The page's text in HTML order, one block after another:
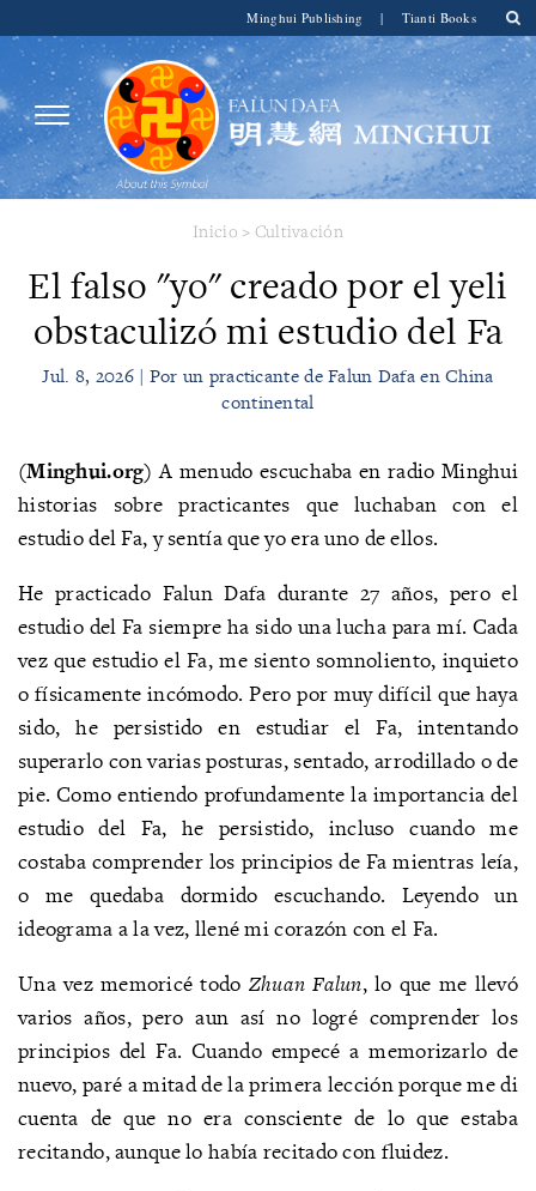
Minghui Publishing | Tianti Books
Inicio > Cultivación
El falso "yo" creado por el yeli
obstaculizó mi estudio del Fa
Jul. 8, 2026 | Por un practicante de Falun Dafa en China
continental
(Minghui.org) A menudo escuchaba en radio Minghui
historias sobre practicantes que luchaban con el
estudio del Fa, y sentía que yo era uno de ellos.
He practicado Falun Dafa durante 27 años, pero el
estudio del Fa siempre ha sido una lucha para mí. Cada
vez que estudio el Fa, me siento somnoliento, inquieto
o físicamente incómodo. Pero por muy difícil que haya
sido, he persistido en estudiar el Fa, intentando
superarlo con varias posturas, sentado, arrodillado o de
pie. Como entiendo profundamente la importancia del
estudio del Fa, he persistido, incluso cuando me
costaba comprender los principios de Fa mientras leía,
o me quedaba dormido escuchando. Leyendo un
ideograma a la vez, llené mi corazón con el Fa.
Una vez memoricé todo Zhuan Falun, lo que me llevó
varios años, pero aun así no logré comprender los
principios del Fa. Cuando empecé a memorizarlo de
nuevo, paré a mitad de la primera lección porque me di
cuenta de que no era consciente de lo que estaba
recitando, aunque lo había recitado con fluidez.